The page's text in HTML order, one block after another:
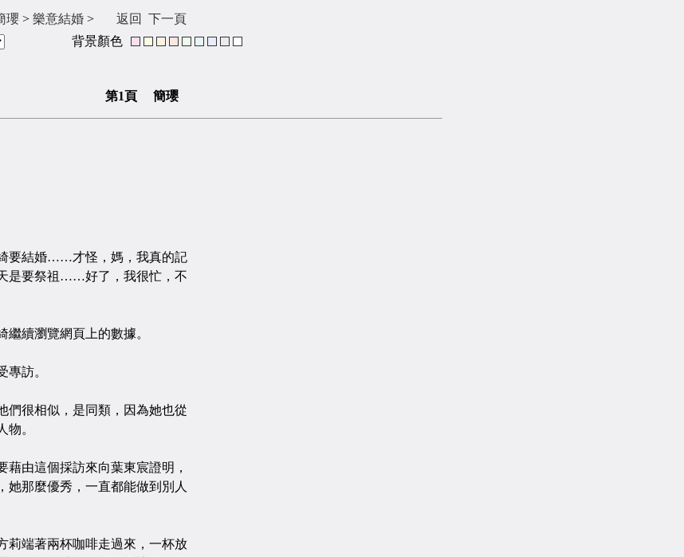
瓔 > 樂意結婚 > 返回
下一頁
背景顏色
第1頁 簡瓔
結婚……才怪，媽，我真的記
是要祭祖……好了，我很忙，不
續瀏覽網頁上的數據。
訪。
很相似，是同類，因為她也從
物。
由這個採訪來向葉東宸證明，
她那麼優秀，一直都能做到別人
端著兩杯咖啡走過來，一杯放